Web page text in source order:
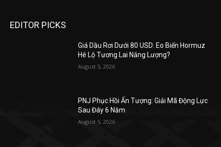
EDITOR PICKS
Giá Dầu Rơi Dưới 80 USD: Eo Biển Hormuz
Hé Lộ Tương Lai Năng Lượng?
August 5, 2026
PNJ Phục Hồi Ấn Tượng: Giải Mã Động Lực
Sau Đáy 6 Năm
August 5, 2026